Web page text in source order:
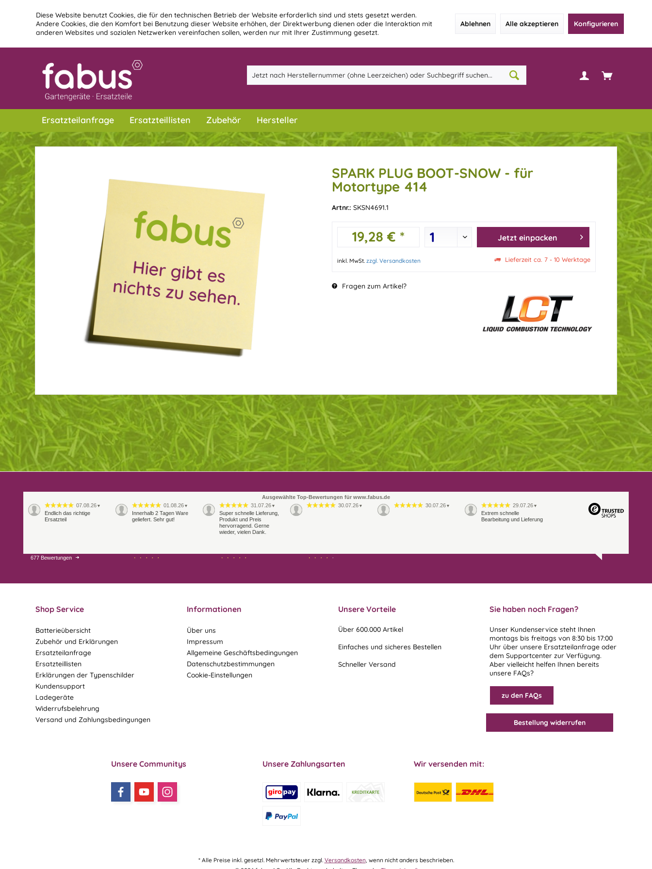
Diese Website benutzt Cookies, die für den technischen Betrieb der Website erforderlich sind und stets gesetzt werden.
Andere Cookies, die den Komfort bei Benutzung dieser Website erhöhen, der Direktwerbung dienen oder die Interaktion mit
anderen Websites und sozialen Netzwerken vereinfachen sollen, werden nur mit Ihrer Zustimmung gesetzt.
Ablehnen Alle akzeptieren Konfigurieren
Ersatzteilanfrage Ersatzteillisten Zubehör Hersteller
SPARK PLUG BOOT-SNOW - für
Motortype 414
Artnr.: SKSN4691.1
19,28 € * Jetzt einpacken
inkl. MwSt. zzgl. Versandkosten Lieferzeit ca. 7 - 10 Werktage
Fragen zum Artikel?
Ausgewählte Top-Bewertungen für www.fabus.de
07.08.26 ▼
Endlich das richtige
Ersatzteil
01.08.26 ▼
Innerhalb 2 Tagen Ware
geliefert. Sehr gut!
31.07.26 ▼
Super schnelle Lieferung,
Produkt und Preis
hervorragend. Gerne
wieder, vielen Dank.
30.07.26 ▼ 30.07.26 ▼ 29.07.26 ▼
Extrem schnelle
Bearbeitung und Lieferung
28.07.26
677 Bewertungen
Shop Service
Batterieübersicht
Zubehör und Erklärungen
Ersatzteilanfrage
Ersatzteillisten
Erklärungen der Typenschilder
Kundensupport
Ladegeräte
Widerrufsbelehrung
Versand und Zahlungsbedingungen
Informationen
Über uns
Impressum
Allgemeine Geschäftsbedingungen
Datenschutzbestimmungen
Cookie-Einstellungen
Unsere Vorteile
Über 600.000 Artikel
Einfaches und sicheres Bestellen
Schneller Versand
Sie haben noch Fragen?
Unser Kundenservice steht Ihnen
montags bis freitags von 8:30 bis 17:00
Uhr über unsere Ersatzteilanfrage oder
dem Supportcenter zur Verfügung.
Aber vielleicht helfen Ihnen bereits
unsere FAQs?
zu den FAQs
Bestellung widerrufen
Unsere Communitys Unsere Zahlungsarten Wir versenden mit:
* Alle Preise inkl. gesetzl. Mehrwertsteuer zzgl. Versandkosten, wenn nicht anders beschrieben.